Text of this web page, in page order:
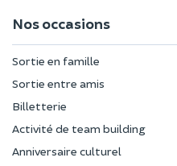
Nos occasions
Sortie en famille
Sortie entre amis
Billetterie
Activité de team building
Anniversaire culturel